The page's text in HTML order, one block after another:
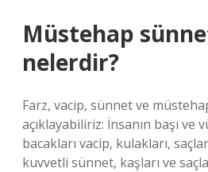
Müstehap
nelerdir?
Farz, vacip, sünnet ve
açıklayabiliriz: İnsanın başı ve
bacakları vacip, kulakları,
kuvvetli sünnet, kaşları ve